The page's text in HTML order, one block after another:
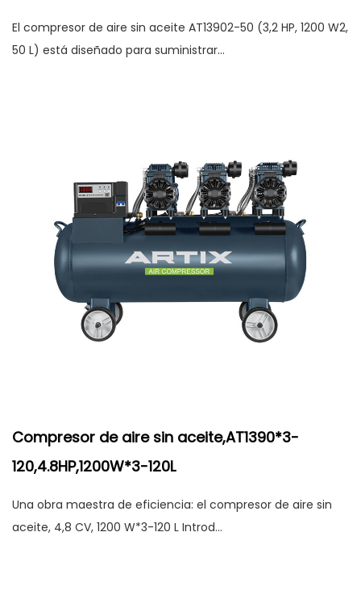
El compresor de aire sin aceite AT13902-50 (3,2 HP, 1200 W2,
50 L) está diseñado para suministrar...
Compresor de aire sin aceite,AT1390*3-
120,4.8HP,1200W*3-120L
Una obra maestra de eficiencia: el compresor de aire sin
aceite, 4,8 CV, 1200 W*3-120 L Introd...